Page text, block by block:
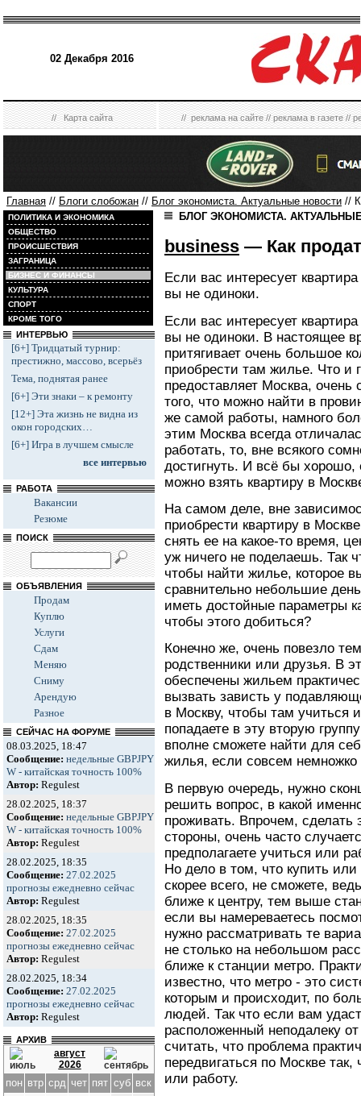
02 Декабря 2016
//Карта сайта //реклама на сайте//реклама в газете//
Главная // Блоги слобожан // Блог экономиста. Актуальные новости //
ПОЛИТИКА И ЭКОНОМИКА
ОБЩЕСТВО
ПРОИСШЕСТВИЯ
ЗАГРАНИЦА
БИЗНЕС И ФИНАНСЫ
КУЛЬТУРА
СПОРТ
КРОМЕ ТОГО
ИНТЕРВЬЮ
[6+] Тридцатый турнир:
престижно, массово, всерьёз
Тема, поднятая ранее
[6+] Эти знаки – к ремонту
[12+] Эта жизнь не видна из
окон городских…
[6+] Игра в лучшем смысле
все интервью
РАБОТА
Вакансии
Резюме
ПОИСК
ОБЪЯВЛЕНИЯ
Продам
Куплю
Услуги
Сдам
Меняю
Сниму
Арендую
Разное
СЕЙЧАС НА ФОРУМЕ
08.03.2025, 18:47
Сообщение: недельные GBPJPY
W - китайская точность 100%
Автор: Regulest
28.02.2025, 18:37
Сообщение: недельные GBPJPY
W - китайская точность 100%
Автор: Regulest
28.02.2025, 18:35
Сообщение: 27.02.2025
прогнозы ежедневно сейчас
Автор: Regulest
28.02.2025, 18:35
Сообщение: 27.02.2025
прогнозы ежедневно сейчас
Автор: Regulest
28.02.2025, 18:34
Сообщение: 27.02.2025
прогнозы ежедневно сейчас
Автор: Regulest
АРХИВ
август
2026
пон втр срд чет пят суб вск
БЛОГ ЭКОНОМИСТА.
business — Как
Если вас интересует
вы не одиноки.
Если вас интересует
вы не одиноки. В настоящее
притягивает очень большое
приобрести там жилье. Что и
предоставляет Москва, очень
того, что можно найти в
же самой работы, намного
этим Москва всегда
работать, то, вне всякого
достигнуть. И всё бы
можно взять квартиру в
На самом деле, вне
приобрести квартиру в
снять ее на какое-то время,
уж ничего не поделаешь. Так
чтобы найти жилье, которое
сравнительно небольшие
иметь достойные параметры
чтобы этого добиться?
Конечно же, очень повезло
родственники или друзья. В
обеспечены жильем
вызвать зависть у
в Москву, чтобы там учиться
попадаете в эту вторую
вполне сможете найти для
жилья, если совсем немножко
В первую очередь, нужно
решить вопрос, в какой
проживать. Впрочем, сделать
стороны, очень часто
предполагаете учиться или
Но дело в том, что купить
скорее всего, не сможете,
ближе к центру, тем выше
если вы намереваетесь
нужно рассматривать те
не столько на небольшом
ближе к станции метро.
известно, что метро - это
которым и происходит, по
людей. Так что если вам
расположенный неподалеку
считать, что проблема
передвигаться по Москве
или работу.